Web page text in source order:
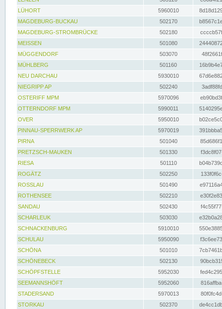
LÜHORT
5960010
MAGDEBURG-BUCKAU
502170
MAGDEBURG-STROMBRÜCKE
502180
MEISSEN
501080
MÜGGENDORF
503070
MÜHLBERG
501160
NEU DARCHAU
5930010
NIEGRIPP AP
502240
OSTERIFF MPM
5970096
OTTERNDORF MPM
5990011
OVER
5950010
PINNAU-SPERRWERK AP
5970019
PIRNA
501040
PRETZSCH-MAUKEN
501330
RIESA
501110
ROGÄTZ
502250
ROSSLAU
501490
ROTHENSEE
502210
SANDAU
502430
SCHARLEUK
503030
SCHNACKENBURG
5910010
SCHULAU
5950090
SCHÖNA
501010
SCHÖNEBECK
502130
SCHÖPFSTELLE
5952030
SEEMANNSHÖFT
5952060
STADERSAND
5970013
STORKAU
502370